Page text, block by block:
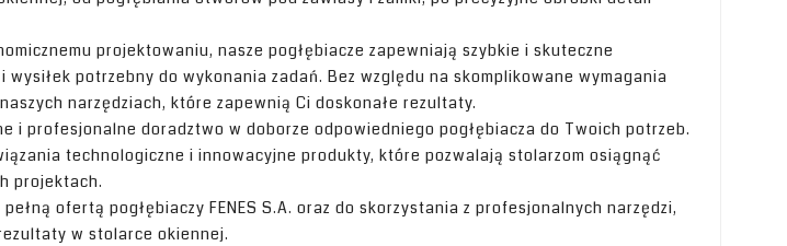
projektowaniu, nasze pogłębiacze zapewniają szybkie i skuteczne
potrzebny do wykonania zadań. Bez względu na skomplikowane wymagania
narzędziach, które zapewnią Ci doskonałe rezultaty.
i profesjonalne doradztwo w doborze odpowiedniego pogłębiacza do Twoich potrzeb.
technologiczne i innowacyjne produkty, które pozwalają stolarzom osiągnąć
projektach.
ofertą pogłębiaczy FENES S.A. oraz do skorzystania z profesjonalnych narzędzi,
w stolarce okiennej.